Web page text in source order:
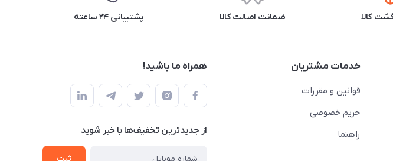
کالا ضمانت اصالت کالا پشتیبانی ۲۴ ساعته
خدمات مشتریان
قوانین و مقررات
حریم خصوصی
راهنما
همراه ما باشید!
از جدید‌ترین تخفیف‌ها با‌ خبر شوید